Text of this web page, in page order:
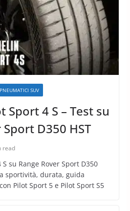
PNEUMATICI SUV
Sport 4 S – Test su
Sport D350 HST
read
su Range Rover Sport D350
sportività, durata, guida
Pilot Sport 5 e Pilot Sport S5